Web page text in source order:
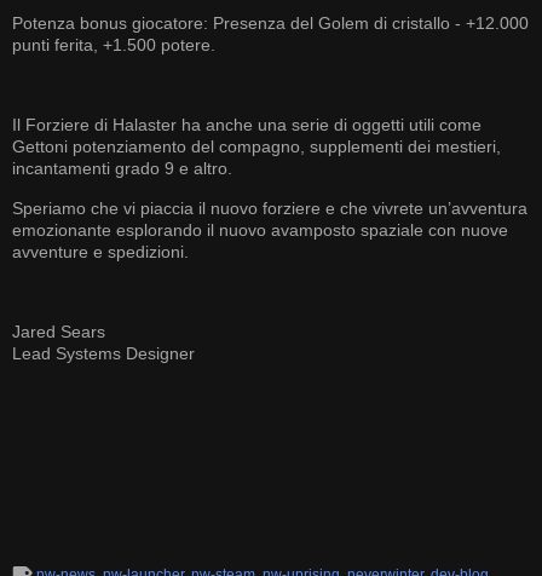
Potenza bonus giocatore: Presenza del Golem di cristallo - +12.000
punti ferita, +1.500 potere.
Il Forziere di Halaster ha anche una serie di oggetti utili come
Gettoni potenziamento del compagno, supplementi dei mestieri,
incantamenti grado 9 e altro.
Speriamo che vi piaccia il nuovo forziere e che vivrete un’avventura
emozionante esplorando il nuovo avamposto spaziale con nuove
avventure e spedizioni.
Jared Sears
Lead Systems Designer